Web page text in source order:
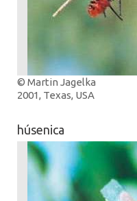
© Martin Jagelka
2001, Texas, USA
húsenica